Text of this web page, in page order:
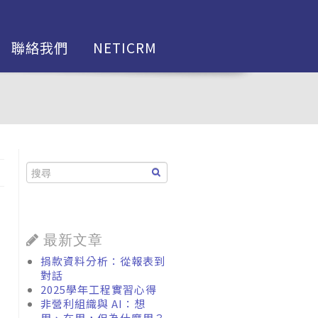
聯絡我們 NETICRM
最新文章
捐款資料分析：從報表到
對話
2025學年工程實習心得
非營利組織與 AI：想